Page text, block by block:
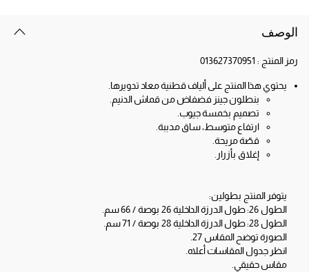
الوصف
رمز المنتج : 013627370951
يحتوي هذا المنتج على ألياف قطنية معاد تدويرها.
بنطلون جينز فضفاض من قماش الدنيم.
تصميم بخمسة جيوب.
ارتفاع متوسط، ساق مدببة.
قصّة مريحة.
إغلاق بأزرار.
يتوفر المنتج بطولين:
الطول 26: طول الدرزة الداخلية 26 بوصة / 66 سم.
الطول 28: طول الدرزة الداخلية 28 بوصة / 71 سم.
الصورة توضح المقاس 27.
انظر جدول المقاسات أعلاه.
مقاس حقيقي.